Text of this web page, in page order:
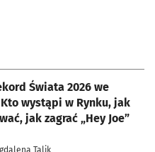
Świata 2026 we
wystąpi w Rynku, jak
jak zagrać „Hey Joe”
Talik